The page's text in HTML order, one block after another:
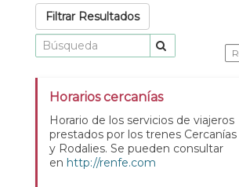
Filtrar Resultados
Horarios cercanías
Horario de los servicios de viajeros
prestados por los trenes Cercanías
y Rodalies. Se pueden consultar
en http://renfe.com